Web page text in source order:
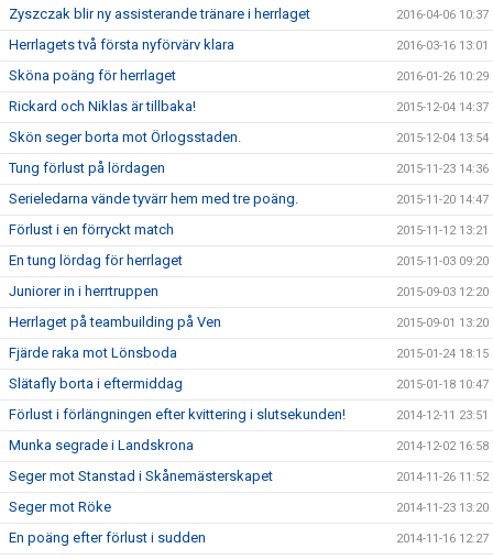
Zyszczak blir ny assisterande tränare i herrlaget 2016-04-06 10:37
Herrlagets två första nyförvärv klara 2016-03-16 13:01
Sköna poäng för herrlaget 2016-01-26 10:29
Rickard och Niklas är tillbaka! 2015-12-04 14:37
Skön seger borta mot Örlogsstaden. 2015-12-04 13:54
Tung förlust på lördagen 2015-11-23 14:36
Serieledarna vände tyvärr hem med tre poäng. 2015-11-20 14:47
Förlust i en förryckt match 2015-11-12 13:21
En tung lördag för herrlaget 2015-11-03 09:20
Juniorer in i herrtruppen 2015-09-03 12:20
Herrlaget på teambuilding på Ven 2015-09-01 13:20
Fjärde raka mot Lönsboda 2015-01-24 18:15
Slätafly borta i eftermiddag 2015-01-18 10:47
Förlust i förlängningen efter kvittering i slutsekunden! 2014-12-11 23:51
Munka segrade i Landskrona 2014-12-02 16:58
Seger mot Stanstad i Skånemästerskapet 2014-11-26 11:52
Seger mot Röke 2014-11-23 13:20
En poäng efter förlust i sudden 2014-11-16 12:27